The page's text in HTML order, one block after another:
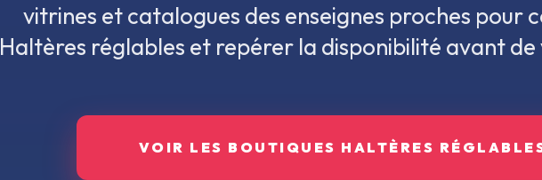
vitrines et catalogues des enseignes proches pour
Haltères réglables et repérer la disponibilité avant de
VOIR LES BOUTIQUES HALTÈRES